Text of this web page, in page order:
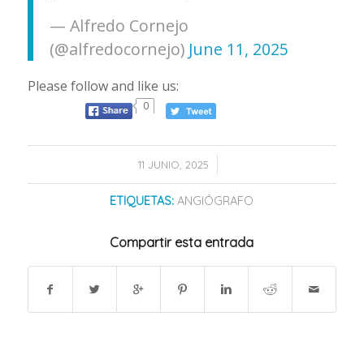
— Alfredo Cornejo
(@alfredocornejo) June 11, 2025
Please follow and like us:
0
11 JUNIO, 2025
/
ETIQUETAS: ANGIÓGRAFO
Compartir esta entrada